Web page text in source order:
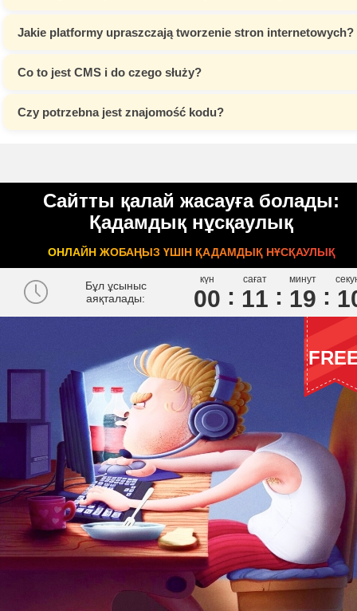
Jakie platformy upraszczają tworzenie stron internetowych?
Co to jest CMS i do czego służy?
Czy potrzebna jest znajomość kodu?
Сайтты қалай жасауға болады:
Қадамдық нұсқаулық
ОНЛАЙН ЖОБАҢЫЗ ҮШІН ҚАДАМДЫҚ НҰСҚАУЛЫҚ
Бұл ұсыныс
аяқталады:
күн
00
сағат
11
минут
19 0